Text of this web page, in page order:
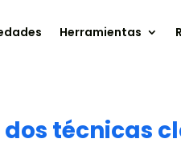
Herramientas
técnicas